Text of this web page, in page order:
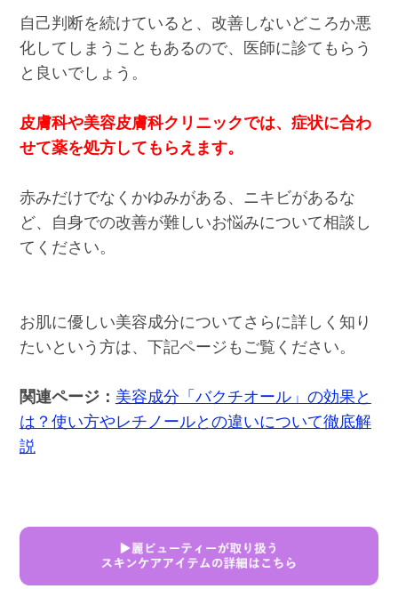
自己判断を続けていると、改善しないどころか悪
化してしまうこともあるので、医師に診てもらう
と良いでしょう。
皮膚科や美容皮膚科クリニックでは、症状に合わ
せて薬を処方してもらえます。
赤みだけでなくかゆみがある、ニキビがあるな
ど、自身での改善が難しいお悩みについて相談し
てください。
お肌に優しい美容成分についてさらに詳しく知り
たいという方は、下記ページもご覧ください。
関連ページ： 美容成分「バクチオール」の効果と
は？使い方やレチノールとの違いについて徹底解
説